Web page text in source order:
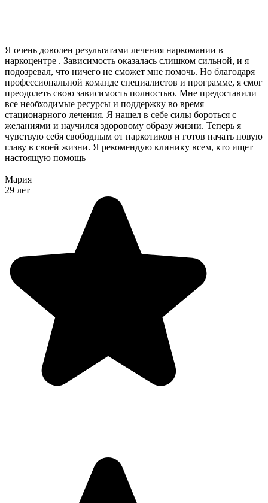
Я очень доволен результатами лечения наркомании в
наркоцентре . Зависимость оказалась слишком сильной, и я
подозревал, что ничего не сможет мне помочь. Но благодаря
профессиональной команде специалистов и программе, я смог
преодолеть свою зависимость полностью. Мне предоставили
все необходимые ресурсы и поддержку во время
стационарного лечения. Я нашел в себе силы бороться с
желаниями и научился здоровому образу жизни. Теперь я
чувствую себя свободным от наркотиков и готов начать новую
главу в своей жизни. Я рекомендую клинику всем, кто ищет
настоящую помощь
Мария
29 лет